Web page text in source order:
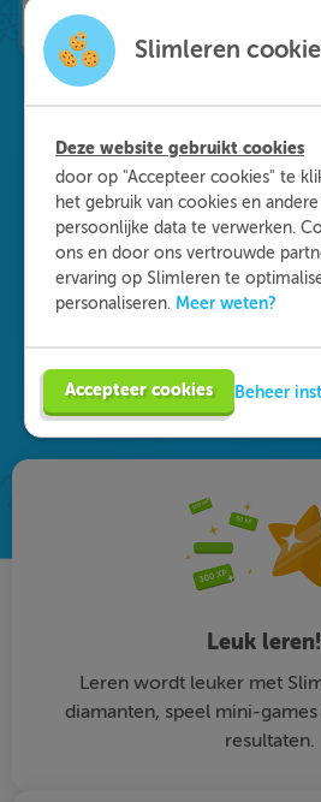
Waarom
Onderdeel worden van ons
team? Dat kan! We zijn op
GZ-psychologen. Eén ding
vult je functie anders in dan je
de vacature die bij je past
Leuk
Leren wordt leuker met
diamanten, speel mini-
resultaten.
Slimleren
Deze website gebruikt cookies
door op "Accepteer cookies" te
het gebruik van cookies en
persoonlijke data te verwerken.
ons en door ons vertrouwde
ervaring op Slimleren te
personaliseren. Meer weten?
Accepteer cookies Beheer